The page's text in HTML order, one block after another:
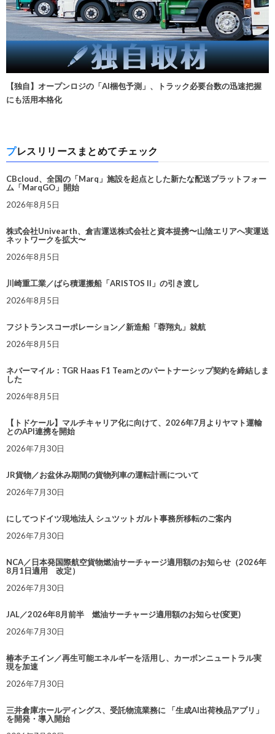
【独自】オープンロジの「AI梱包予測」、トラック必要台数の迅速把握
にも活用本格化
プレスリリースまとめてチェック
CBcloud、全国の「Marq」施設を起点とした新たな配送プラットフォー
ム「MarqGO」開始
2026年8月5日
株式会社Univearth、倉吉運送株式会社と資本提携〜山陰エリアへ実運送
ネットワークを拡大〜
2026年8月5日
川崎重工業／ばら積運搬船「ARISTOS II」の引き渡し
2026年8月5日
フジトランスコーポレーション／新造船「蓉翔丸」就航
2026年8月5日
ネバーマイル：TGR Haas F1 Teamとのパートナーシップ契約を締結しま
した
2026年8月5日
【トドケール】マルチキャリア化に向けて、2026年7月よりヤマト運輸
とのAPI連携を開始
2026年7月30日
JR貨物／お盆休み期間の貨物列車の運転計画について
2026年7月30日
にしてつドイツ現地法人 シュツットガルト事務所移転のご案内
2026年7月30日
NCA／日本発国際航空貨物燃油サーチャージ適用額のお知らせ（2026年
8月1日適用 改定）
2026年7月30日
JAL／2026年8月前半 燃油サーチャージ適用額のお知らせ(変更)
2026年7月30日
椿本チエイン／再生可能エネルギーを活用し、カーボンニュートラル実
現を加速
2026年7月30日
三井倉庫ホールディングス、受託物流業務に 「生成AI出荷検品アプリ」
を開発・導入開始